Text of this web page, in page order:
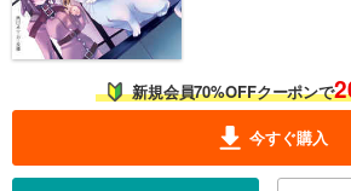
新規会員70%OFFクーポンで
今すぐ購入